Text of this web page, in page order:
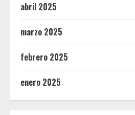
abril 2025
marzo 2025
febrero 2025
enero 2025